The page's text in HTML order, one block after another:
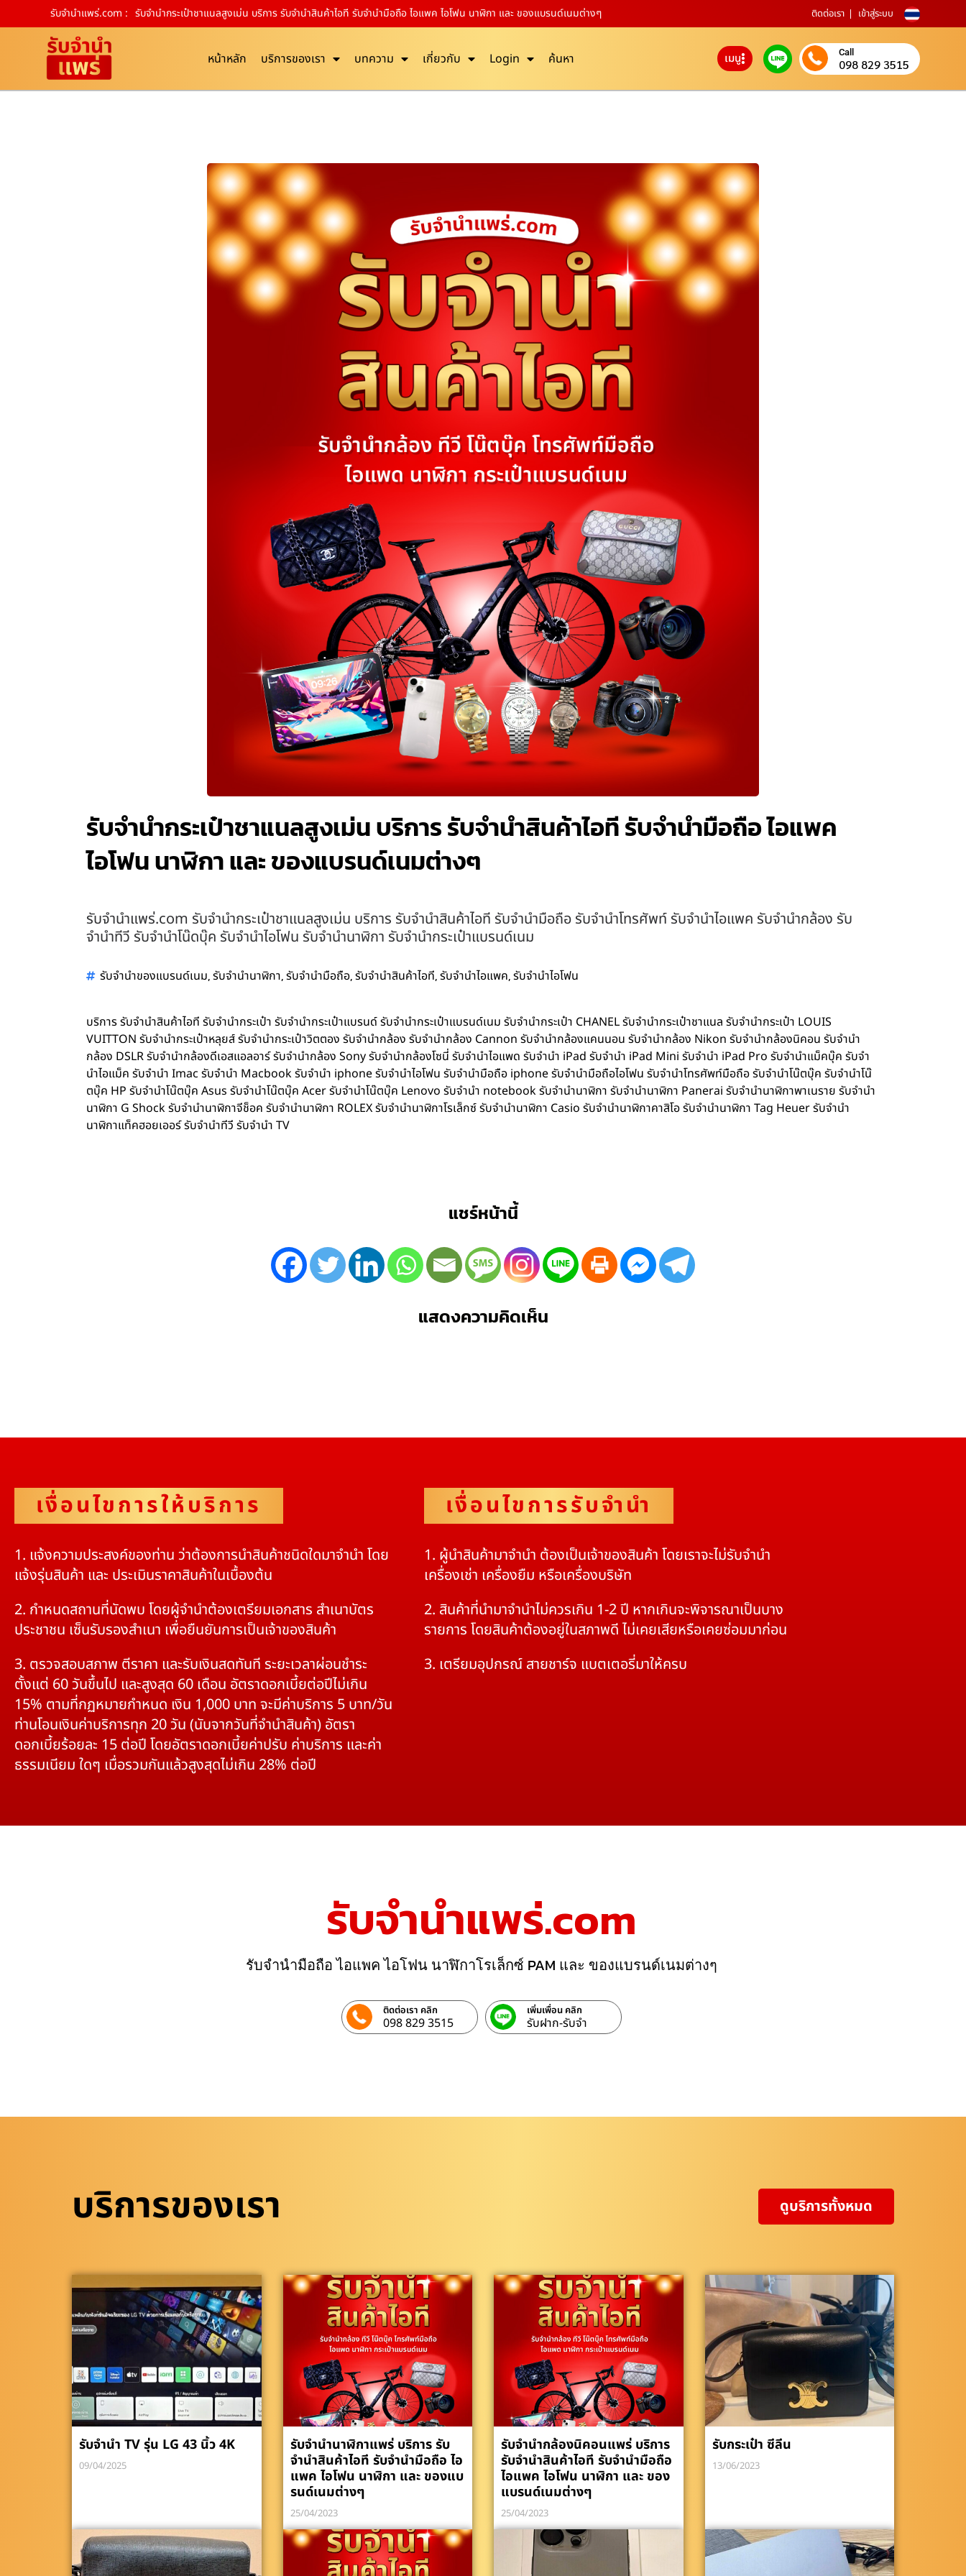
รับจํานําแพร่.com : รับจำนำกระเป๋าชาแนลสูงเม่น บริการ รับจำนำสินค้าไอที รับจำนำมือถือ ไอแพค ไอโฟน นาฬิกา และ ของแบรนด์เนมต่างๆ ติดต่อเรา เข้าสู่ระบบ
หน้าหลัก บริการของเรา บทความ เกี่ยวกับ Login ค้นหา เมนู Call
098 829 3515
รับจำนำกระเป๋าชาแนลสูงเม่น บริการ รับจำนำสินค้าไอที รับจำนำมือถือ ไอแพค
ไอโฟน นาฬิกา และ ของแบรนด์เนมต่างๆ
รับจํานําแพร่.com รับจำนำกระเป๋าชาแนลสูงเม่น บริการ รับจำนำสินค้าไอที รับจำนำมือถือ รับจำนำโทรศัพท์ รับจำนำไอแพค รับจำนำกล้อง รับ
จำนำทีวี รับจำนำโน๊ดบุ๊ค รับจำนำไอโฟน รับจำนำนาฬิกา รับจำนำกระเป๋าแบรนด์เนม
รับจำนำของแบรนด์เนม,รับจำนำนาฬิกา,รับจำนำมือถือ,รับจำนำสินค้าไอที,รับจำนำไอแพค,รับจำนำไอโฟน
บริการ รับจำนำสินค้าไอที รับจำนำกระเป๋า รับจำนำกระเป๋าแบรนด์ รับจำนำกระเป๋าแบรนด์เนม รับจำนำกระเป๋า CHANEL รับจำนำกระเป๋าชาแนล รับจำนำกระเป๋า LOUIS
VUITTON รับจำนำกระเป๋าหลุยส์ รับจำนำกระเป๋าวิตตอง รับจำนำกล้อง รับจำนำกล้อง Cannon รับจำนำกล้องแคนนอน รับจำนำกล้อง Nikon รับจำนำกล้องนิคอน รับจำนำ
กล้อง DSLR รับจำนำกล้องดีเอสแอลอาร์ รับจำนำกล้อง Sony รับจำนำกล้องโซนี่ รับจำนำไอแพด รับจำนำ iPad รับจำนำ iPad Mini รับจำนำ iPad Pro รับจำนำแม็คบุ๊ค รับจำ
นำไอแม็ค รับจำนำ Imac รับจำนำ Macbook รับจำนำ iphone รับจำนำไอโฟน รับจำนำมือถือ iphone รับจำนำมือถือไอโฟน รับจำนำโทรศัพท์มือถือ รับจำนำโน๊ตบุ๊ค รับจำนำโน๊
ตบุ๊ค HP รับจำนำโน๊ตบุ๊ค Asus รับจำนำโน๊ตบุ๊ค Acer รับจำนำโน๊ตบุ๊ค Lenovo รับจำนำ notebook รับจำนำนาฬิกา รับจำนำนาฬิกา Panerai รับจำนำนาฬิกาพาเนราย รับจำนำ
นาฬิกา G Shock รับจำนำนาฬิกาจีช็อค รับจำนำนาฬิกา ROLEX รับจำนำนาฬิกาโรเล็กซ์ รับจำนำนาฬิกา Casio รับจำนำนาฬิกาคาสิโอ รับจำนำนาฬิกา Tag Heuer รับจำนำ
นาฬิกาแท็คฮอยเออร์ รับจำนำทีวี รับจำนำ TV
แชร์หน้านี้
แสดงความคิดเห็น
เงื่อนไขการให้บริการ
1. แจ้งความประสงค์ของท่าน ว่าต้องการนำสินค้าชนิดใดมาจำนำ โดย
แจ้งรุ่นสินค้า และ ประเมินราคาสินค้าในเบื้องต้น
2. กำหนดสถานที่นัดพบ โดยผู้จำนำต้องเตรียมเอกสาร สำเนาบัตร
ประชาชน เซ็นรับรองสำเนา เพื่อยืนยันการเป็นเจ้าของสินค้า
3. ตรวจสอบสภาพ ตีราคา และรับเงินสดทันที ระยะเวลาผ่อนชำระ
ตั้งแต่ 60 วันขึ้นไป และสูงสุด 60 เดือน อัตราดอกเบี้ยต่อปีไม่เกิน
15% ตามที่กฏหมายกำหนด เงิน 1,000 บาท จะมีค่าบริการ 5 บาท/วัน
ท่านโอนเงินค่าบริการทุก 20 วัน (นับจากวันที่จำนำสินค้า) อัตรา
ดอกเบี้ยร้อยละ 15 ต่อปี โดยอัตราดอกเบี้ยค่าปรับ ค่าบริการ และค่า
ธรรมเนียม ใดๆ เมื่อรวมกันแล้วสูงสุดไม่เกิน 28% ต่อปี
เงื่อนไขการรับจำนำ
1. ผู้นำสินค้ามาจำนำ ต้องเป็นเจ้าของสินค้า โดยเราจะไม่รับจำนำ
เครื่องเช่า เครื่องยืม หรือเครื่องบริษัท
2. สินค้าที่นำมาจำนำไม่ควรเกิน 1-2 ปี หากเกินจะพิจารณาเป็นบาง
รายการ โดยสินค้าต้องอยู่ในสภาพดี ไม่เคยเสียหรือเคยซ่อมมาก่อน
3. เตรียมอุปกรณ์ สายชาร์จ แบตเตอรี่มาให้ครบ
รับจํานําแพร่.com
รับจำนำมือถือ ไอแพค ไอโฟน นาฬิกาโรเล็กซ์ PAM และ ของแบรนด์เนมต่างๆ
ติดต่อเรา คลิก
098 829 3515
เพิ่มเพื่อน คลิก
รับฝาก-รับจํา
บริการของเรา ดูบริการทั้งหมด
รับจำนำ TV รุ่น LG 43 นิ้ว 4K
09/04/2025
รับจำนำนาฬิกาแพร่ บริการ รับ
จำนำสินค้าไอที รับจำนำมือถือ ไอ
แพค ไอโฟน นาฬิกา และ ของแบ
รนด์เนมต่างๆ
25/04/2023
รับจำนำกล้องนิคอนแพร่ บริการ
รับจำนำสินค้าไอที รับจำนำมือถือ
ไอแพค ไอโฟน นาฬิกา และ ของ
แบรนด์เนมต่างๆ
25/04/2023
รับกระเป๋า ซีลีน
13/06/2023